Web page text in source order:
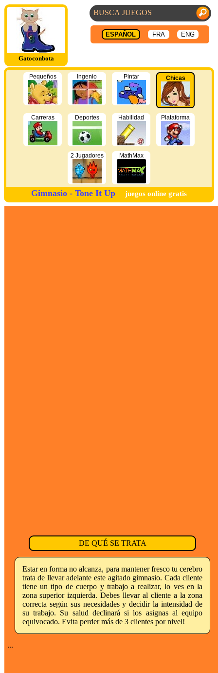
Gatoconbota
ESPAÑOL FRA ENG
Pequeños Ingenio Pintar Chicas
Carreras Deportes Habilidad Plataforma
2 Jugadores MathMax
Gimnasio - Tone It Up juegos online gratis
DE QUÉ SE TRATA
Estar en forma no alcanza, para mantener fresco tu cerebro
trata de llevar adelante este agitado gimnasio. Cada cliente
tiene un tipo de cuerpo y trabajo a realizar, lo ves en la
zona superior izquierda. Debes llevar al cliente a la zona
correcta según sus necesidades y decidir la intensidad de
su trabajo. Su salud declinará si los asignas al equipo
equivocado. Evita perder más de 3 clientes por nivel!
...